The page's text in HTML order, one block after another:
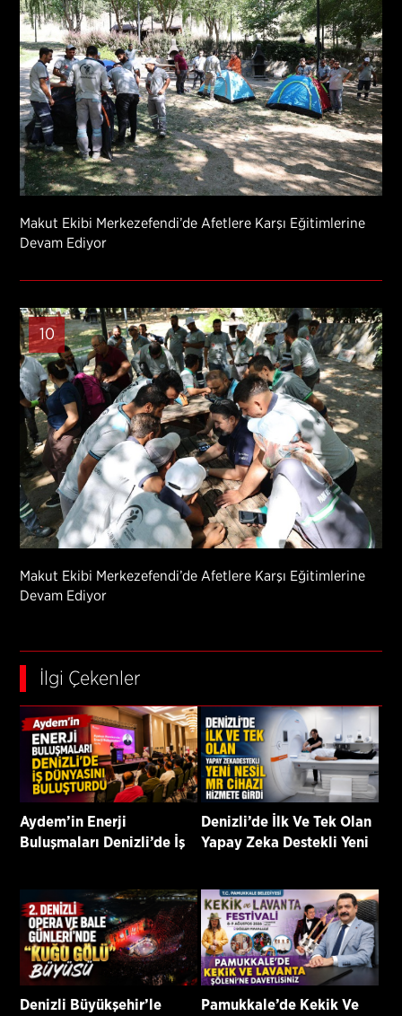
Makut Ekibi Merkezefendi’de Afetlere Karşı Eğitimlerine
Devam Ediyor
10
Makut Ekibi Merkezefendi’de Afetlere Karşı Eğitimlerine
Devam Ediyor
İlgi Çekenler
Aydem’in Enerji
Buluşmaları Denizli’de İş
Denizli’de İlk Ve Tek Olan
Yapay Zeka Destekli Yeni
Denizli Büyükşehir’le
Pamukkale’de Kekik Ve